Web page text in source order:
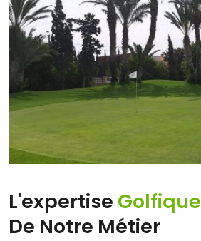
L'expertise Golfique
De Notre Métier